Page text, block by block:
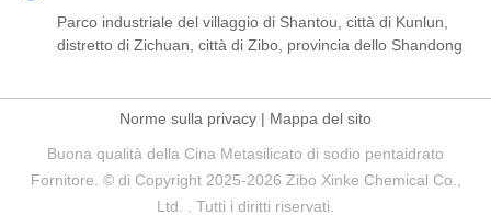
Parco industriale del villaggio di Shantou, città di Kunlun,
distretto di Zichuan, città di Zibo, provincia dello Shandong
Norme sulla privacy | Mappa del sito
Buona qualità della Cina Metasilicato di sodio pentaidrato
Fornitore. © di Copyright 2025-2026 Zibo Xinke Chemical Co.,
Ltd. . Tutti i diritti riservati.